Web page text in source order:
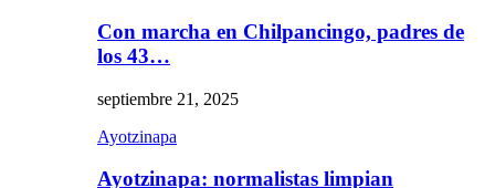
Con marcha en Chilpancingo, padres de
los 43…
septiembre 21, 2025
Ayotzinapa
Ayotzinapa: normalistas limpian